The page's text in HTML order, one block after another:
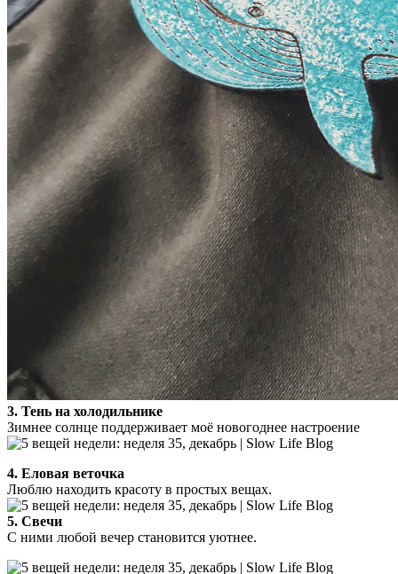
3. Тень на холодильнике
Зимнее солнце поддерживает моё новогоднее настроение
4. Еловая веточка
Люблю находить красоту в простых вещах.
5. Свечи
С ними любой вечер становится уютнее.